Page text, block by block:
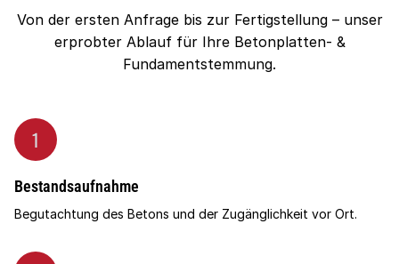
Von der ersten Anfrage bis zur Fertigstellung – unser
erprobter Ablauf für Ihre Betonplatten- &
Fundamentstemmung.
1
Bestandsaufnahme
Begutachtung des Betons und der Zugänglichkeit vor Ort.